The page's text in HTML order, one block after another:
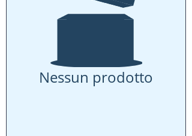
Nessun prodotto